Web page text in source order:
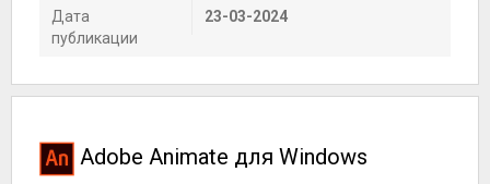
Дата
публикации
23-03-2024
Adobe Animate для Windows